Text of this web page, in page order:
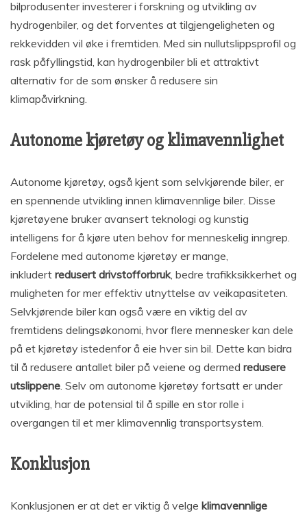
bilprodusenter investerer i forskning og utvikling av
hydrogenbiler, og det forventes at tilgjengeligheten og
rekkevidden vil øke i fremtiden. Med sin nullutslippsprofil og
rask påfyllingstid, kan hydrogenbiler bli et attraktivt
alternativ for de som ønsker å redusere sin
klimapåvirkning.
Autonome kjøretøy og klimavennlighet
Autonome kjøretøy, også kjent som selvkjørende biler, er
en spennende utvikling innen klimavennlige biler. Disse
kjøretøyene bruker avansert teknologi og kunstig
intelligens for å kjøre uten behov for menneskelig inngrep.
Fordelene med autonome kjøretøy er mange,
inkludert redusert drivstofforbruk, bedre trafikksikkerhet og
muligheten for mer effektiv utnyttelse av veikapasiteten.
Selvkjørende biler kan også være en viktig del av
fremtidens delingsøkonomi, hvor flere mennesker kan dele
på et kjøretøy istedenfor å eie hver sin bil. Dette kan bidra
til å redusere antallet biler på veiene og dermed redusere
utslippene . Selv om autonome kjøretøy fortsatt er under
utvikling, har de potensial til å spille en stor rolle i
overgangen til et mer klimavennlig transportsystem.
Konklusjon
Konklusjonen er at det er viktig å velge klimavennlige